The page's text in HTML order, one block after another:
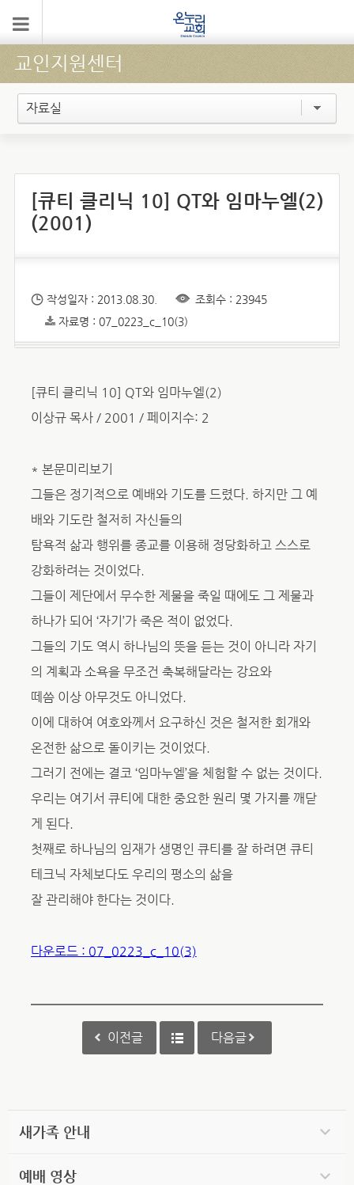
교인지원센터
자료실
[큐티 클리닉 10] QT와 임마누엘(2)
(2001)
작성일자 : 2013.08.30.
조회수 : 23945
자료명 : 07_0223_c_10(3)
[큐티 클리닉 10] QT와 임마누엘(2)
이상규 목사 / 2001 / 페이지수: 2
* 본문미리보기
그들은 정기적으로 예배와 기도를 드렸다. 하지만 그 예
배와 기도란 철저히 자신들의
탐욕적 삶과 행위를 종교를 이용해 정당화하고 스스로
강화하려는 것이었다.
그들이 제단에서 무수한 제물을 죽일 때에도 그 제물과
하나가 되어 ‘자기’가 죽은 적이 없었다.
그들의 기도 역시 하나님의 뜻을 듣는 것이 아니라 자기
의 계획과 소욕을 무조건 축복해달라는 강요와
떼씀 이상 아무것도 아니었다.
이에 대하여 여호와께서 요구하신 것은 철저한 회개와
온전한 삶으로 돌이키는 것이었다.
그러기 전에는 결코 ‘임마누엘’을 체험할 수 없는 것이다.
우리는 여기서 큐티에 대한 중요한 원리 몇 가지를 깨닫
게 된다.
첫째로 하나님의 임재가 생명인 큐티를 잘 하려면 큐티
테크닉 자체보다도 우리의 평소의 삶을
잘 관리해야 한다는 것이다.
다운로드 : 07_0223_c_10(3)
이전글 다음글
새가족 안내
예배 영상